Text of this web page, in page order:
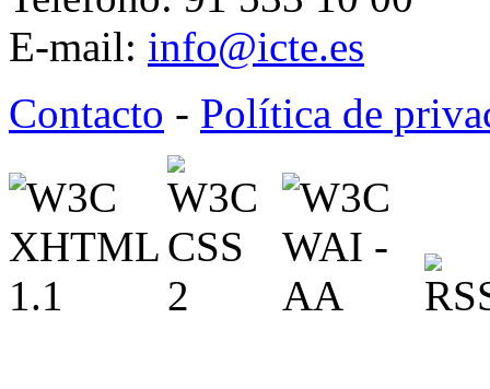
E-mail: info@icte.es
Contacto - Política de